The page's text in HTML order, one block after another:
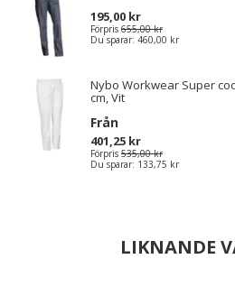
195,00 kr
Förpris 655,00 kr
Du sparar: 460,00 kr
Nybo Workwear Super
cm, Vit
Från
401,25 kr
Förpris 535,00 kr
Du sparar: 133,75 kr
LIKNANDE